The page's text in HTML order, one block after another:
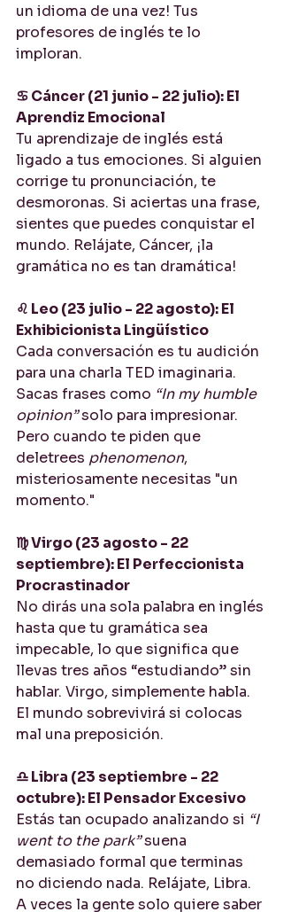
un idioma de una vez! Tus
profesores de inglés te lo
imploran.
♋ Cáncer (21 junio - 22 julio): El
Aprendiz Emocional
Tu aprendizaje de inglés está
ligado a tus emociones. Si alguien
corrige tu pronunciación, te
desmoronas. Si aciertas una frase,
sientes que puedes conquistar el
mundo. Relájate, Cáncer, ¡la
gramática no es tan dramática!
♌ Leo (23 julio - 22 agosto): El
Exhibicionista Lingüístico
Cada conversación es tu audición
para una charla TED imaginaria.
Sacas frases como “In my humble
opinion” solo para impresionar.
Pero cuando te piden que
deletrees phenomenon,
misteriosamente necesitas "un
momento."
♍ Virgo (23 agosto - 22
septiembre): El Perfeccionista
Procrastinador
No dirás una sola palabra en inglés
hasta que tu gramática sea
impecable, lo que significa que
llevas tres años “estudiando” sin
hablar. Virgo, simplemente habla.
El mundo sobrevivirá si colocas
mal una preposición.
♎ Libra (23 septiembre - 22
octubre): El Pensador Excesivo
Estás tan ocupado analizando si “I
went to the park” suena
demasiado formal que terminas
no diciendo nada. Relájate, Libra.
A veces la gente solo quiere saber